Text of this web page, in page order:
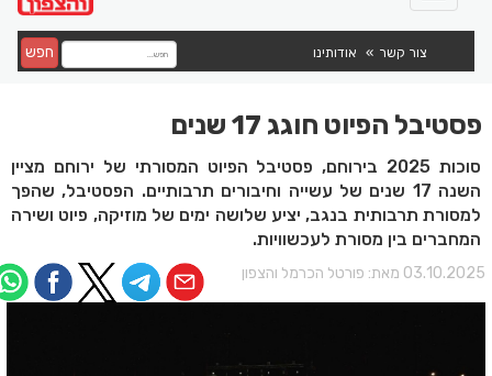
צור קשר אודותינו חפש
פסטיבל הפיוט חוגג 17 שנים
סוכות 2025 בירוחם, פסטיבל הפיוט המסורתי של ירוחם מציין
השנה 17 שנים של עשייה וחיבורים תרבותיים. הפסטיבל, שהפך
למסורת תרבותית בנגב, יציע שלושה ימים של מוזיקה, פיוט ושירה
המחברים בין מסורת לעכשוויות.
מאת: פורטל הכרמל והצפון